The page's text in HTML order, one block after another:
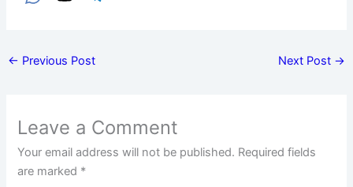
← Previous Post Next Post →
Leave a Comment
Your email address will not be published. Required fields
are marked *